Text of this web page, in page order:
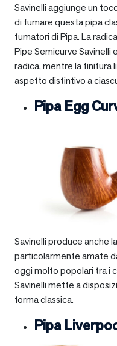
Savinelli aggiunge un
di fumare questa pipa
fumatori di Pipa. La
Pipe Semicurve Savinelli
radica, mentre la finitura
aspetto distintivo a
Pipa Egg
Savinelli produce anche
particolarmente amate
oggi molto popolari tra i
Savinelli mette a
forma classica.
Pipa